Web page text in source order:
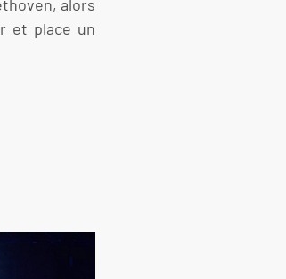
alors
et place un